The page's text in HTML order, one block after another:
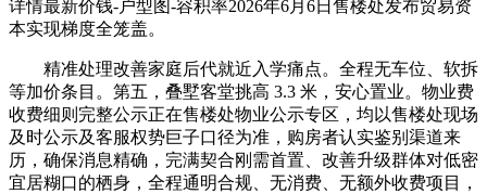
详情最新价钱-户型图-容积率2026年6月6日售楼处发布贸易资
本实现梯度全笼盖。
精准处理改善家庭后代就近入学痛点。全程无车位、软拆
等加价条目。第五，叠墅客堂挑高 3.3 米，安心置业。物业费
收费细则完整公示正在售楼处物业公示专区，均以售楼处现场
及时公示及客服权势巨子口径为准，购房者认实鉴别渠道来
历，确保消息精确，完满契合刚需首置、改善升级群体对低密
宜居糊口的栖身，全程通明合规、无消费、无额外收费项目，